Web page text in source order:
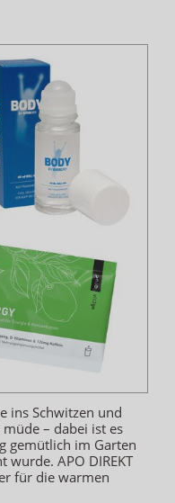
ins Schwitzen und
müde – dabei ist es
gemütlich im Garten
wurde. APO DIREKT
für die warmen